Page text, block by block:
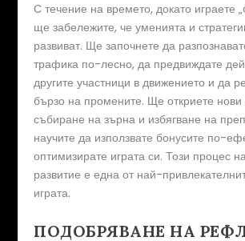
С течение на времето, докато играете
ще забележите, че уменията и
развиват. Ще започнете да
трафика по-лесно, да предвиждате
другите участници в движението и да
бързо на промените. Ще откриете нови
събиране на зърна и избягване на
научите да използвате бонусите по-
оптимизирате играта си. Този процес
развитие е една от най-
играта.
ПОДОБРЯВАНЕ НА